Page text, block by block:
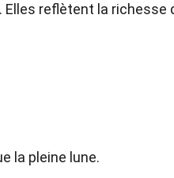
reflètent la richesse
la pleine lune.